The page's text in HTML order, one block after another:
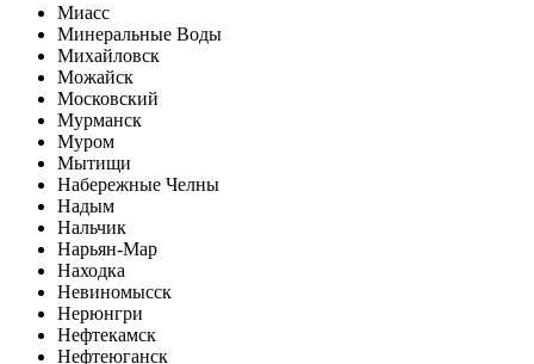
Миасс
Минеральные Воды
Михайловск
Можайск
Московский
Мурманск
Муром
Мытищи
Набережные Челны
Надым
Нальчик
Нарьян-Мар
Находка
Невиномысск
Нерюнгри
Нефтекамск
Нефтеюганск